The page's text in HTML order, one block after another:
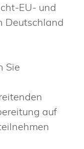
EU- und
Deutschland
Sie
auf